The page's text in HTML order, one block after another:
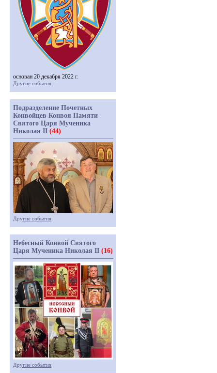
основан 20 декабря 2022 г.
Другие события
Подразделение Почетных
Конвойцев Конвоя Памяти
Святого Царя Мученика
Николая II (44)
Другие события
Небесный Конвой Святого
Царя Мученика Николая II (16)
Другие события